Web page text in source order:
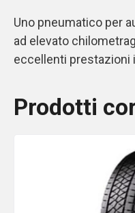
Uno pneumatico per
ad elevato
eccellenti prestazioni
Prodotti